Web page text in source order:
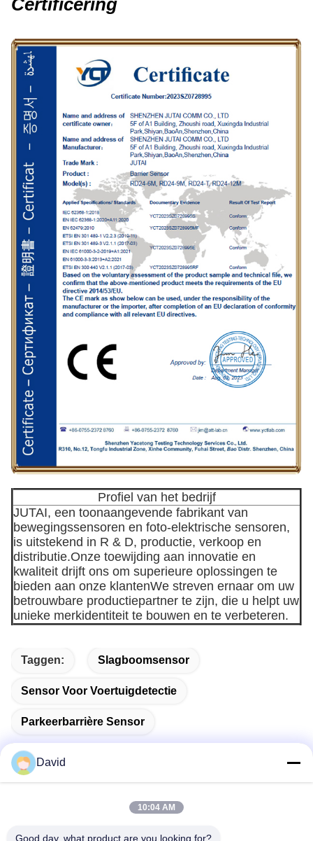
Profiel van het bedrijf
JUTAI, een toonaangevende fabrikant van
bewegingssensoren en foto-elektrische sensoren,
is uitstekend in R & D, productie, verkoop en
distributie.Onze toewijding aan innovatie en
kwaliteit drijft ons om superieure oplossingen te
bieden aan onze klantenWe streven ernaar om uw
betrouwbare productiepartner te zijn, die u helpt uw
unieke merkidentiteit te bouwen en te verbeteren.
Taggen: Slagboomsensor
Sensor Voor Voertuigdetectie
Parkeerbarrière Sensor
David
10:04 AM
Good day, what product are you looking for?